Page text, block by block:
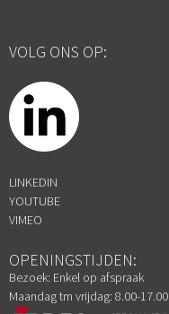
VOLG ONS OP:
LINKEDIN
YOUTUBE
VIMEO
OPENINGSTIJDEN:
Bezoek: Enkel op afspraak
Maandag tm vrijdag: 8.00-17.00